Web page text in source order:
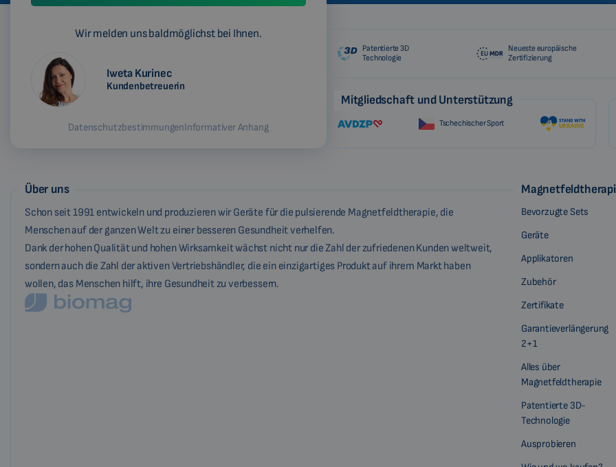
Wir melden uns baldmöglichst bei Ihnen.
Iweta Kurinec
Kundenbetreuerin
DatenschutzbestimmungenInformativer Anhang
Patentierte 3D
Technologie
Neueste europäische
Zertifizierung
Mitgliedschaft und Unterstützung
Tschechischer Sport
Über uns
Schon seit 1991 entwickeln und produzieren wir Geräte für die pulsierende Magnetfeldtherapie, die
Menschen auf der ganzen Welt zu einer besseren Gesundheit verhelfen.
Dank der hohen Qualität und hohen Wirksamkeit wächst nicht nur die Zahl der zufriedenen Kunden weltweit,
sondern auch die Zahl der aktiven Vertriebshändler, die ein einzigartiges Produkt auf ihrem Markt haben
wollen, das Menschen hilft, ihre Gesundheit zu verbessern.
Bevorzugte Sets
Geräte
Applikatoren
Zubehör
Zertifikate
Garantieverlängerung
2+1
Alles über
Magnetfeldtherapie
Patentierte 3D-
Technologie
Ausprobieren